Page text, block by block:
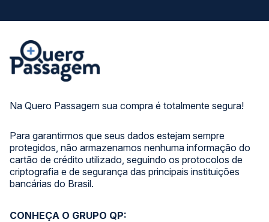
Na Quero Passagem sua compra é totalmente segura!
Para garantirmos que seus dados estejam sempre
protegidos, não armazenamos nenhuma informação do
cartão de crédito utilizado, seguindo os protocolos de
criptografia e de segurança das principais instituições
bancárias do Brasil.
CONHEÇA O GRUPO QP: